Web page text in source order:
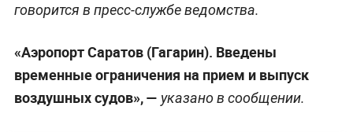
говорится в пресс-службе ведомства.
«Аэропорт Саратов (Гагарин). Введены
временные ограничения на прием и выпуск
воздушных судов», — указано в сообщении.